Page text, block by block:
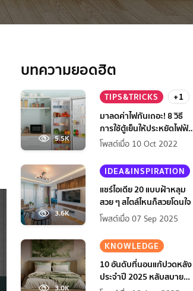
บทความยอดฮิต
5.5K
TIPS&TRICKS
+1
มาลดค่าไฟกันเถอะ! 8 วิธี
การใช้ตู้เย็นให้ประหยัดไฟฟ้า
กว่าเดิม
โพสต์เมื่อ 10 Oct 2022
3.6K
IDEA&INSPIRATION
แชร์ไอเดีย 20 แบบฝ้าหลุม
สวย ๆ สไตล์ไหนก็สวยโดนใจ
โพสต์เมื่อ 07 Sep 2025
3.0K
KNOWLEDGE
10 อันดับที่นอนแก้ปวดหลัง
ประจำปี 2025 หลับสบาย